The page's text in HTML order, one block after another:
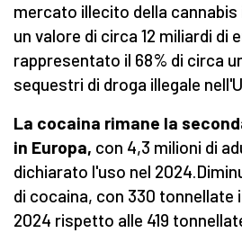
mercato illecito della cannabis
un valore di circa 12 miliardi di
rappresentato il 68% di circa
sequestri di droga illegale
La cocaina rimane la
in Europa, con 4,3 milioni di
dichiarato l'uso nel
di cocaina, con 330
2024 rispetto alle 419